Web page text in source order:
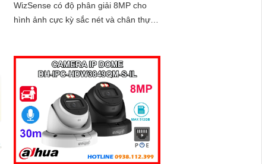
WizSense có độ phân giải 8MP cho
hình ảnh cực kỳ sắc nét và chân thực.
công nghệ POE, camera mang đến sự
tiện lợi tối đa trong lắp đặt và sử dụng